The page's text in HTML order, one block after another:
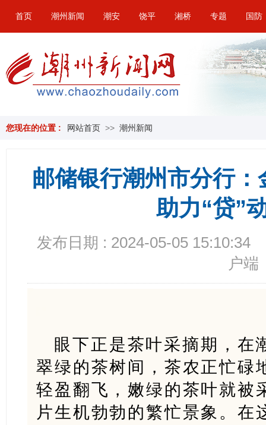
首页 潮州新闻 潮安 饶平 湘桥 专题 国防
您现在的位置 : 网站首页 >> 潮州新闻
邮储银行潮州市分行
助力“贷”
发布日期 : 2024-05-05 15:10:34
户端
眼下正是茶叶采摘期，在
翠绿的茶树间，茶农正忙碌
轻盈翻飞，嫩绿的茶叶就被
片生机勃勃的繁忙景象。在